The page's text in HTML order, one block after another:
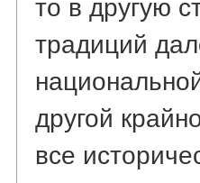
традиций
другой
все